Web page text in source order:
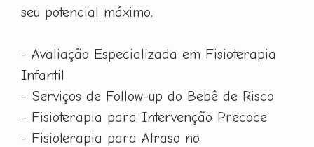
seu potencial máximo.
- Avaliação Especializada em Fisioterapia
Infantil
- Serviços de Follow-up do Bebê de Risco
- Fisioterapia para Intervenção Precoce
- Fisioterapia para Atraso no